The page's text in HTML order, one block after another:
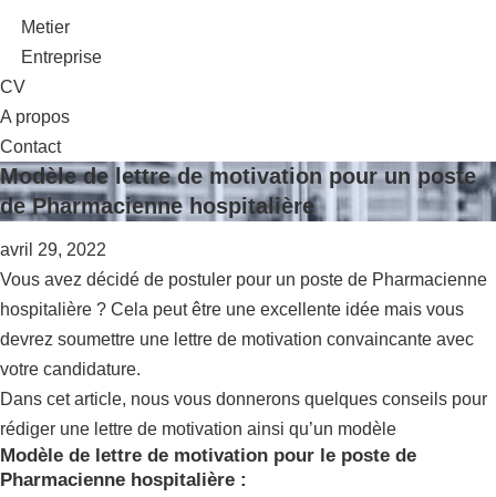
Metier
Entreprise
CV
A propos
Contact
Modèle de lettre de motivation pour un poste
de Pharmacienne hospitalière
avril 29, 2022
Vous avez décidé de postuler pour un poste de Pharmacienne
hospitalière ? Cela peut être une excellente idée mais vous
devrez soumettre une lettre de motivation convaincante avec
votre candidature.
Dans cet article, nous vous donnerons quelques conseils pour
rédiger une lettre de motivation ainsi qu’un modèle
Modèle de lettre de motivation pour le poste de
Pharmacienne hospitalière :